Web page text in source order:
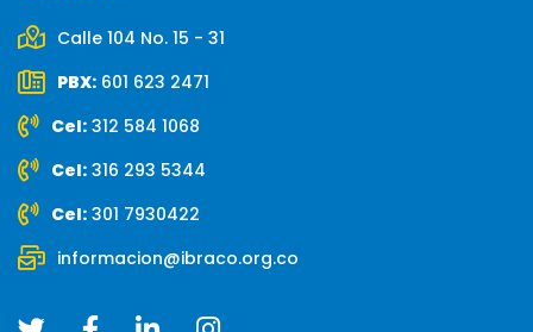
Calle 104 No. 15 - 31
PBX: 601 623 2471
Cel: 312 584 1068
Cel: 316 293 5344
Cel: 301 7930422
informacion@ibraco.org.co